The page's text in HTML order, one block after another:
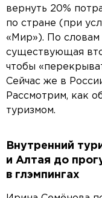
вернуть 20%
по стране (при
«Мир»). По словам
существующая
чтобы
Сейчас же в
Рассмотрим, как
туризмом.
Внутренний
и Алтая до
в глэмпингах